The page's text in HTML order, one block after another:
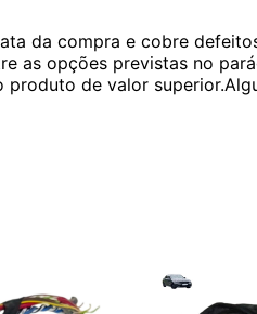
da compra e cobre
as opções previstas no
de valor